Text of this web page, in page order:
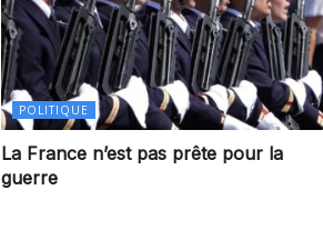
POLITIQUE
La France n’est pas prête pour la
guerre